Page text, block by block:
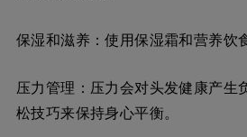
保湿和滋养：使用保湿霜和营养饮
压力管理：压力会对头发健康产生
松技巧来保持身心平衡。